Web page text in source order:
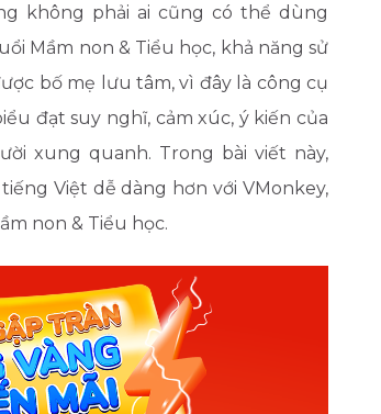
không phải ai cũng có thể dùng
Mầm non & Tiểu học, khả năng sử
bố mẹ lưu tâm, vì đây là công cụ
đạt suy nghĩ, cảm xúc, ý kiến của
xung quanh. Trong bài viết này,
Việt dễ dàng hơn với VMonkey,
non & Tiểu học.